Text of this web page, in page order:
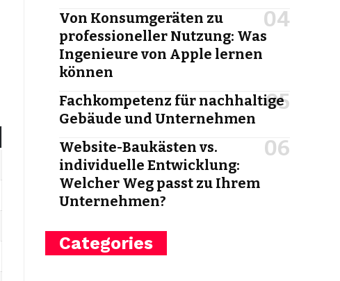
Von Konsumgeräten zu
professioneller Nutzung: Was
Ingenieure von Apple lernen
können
Fachkompetenz für nachhaltige
Gebäude und Unternehmen
Website-Baukästen vs.
individuelle Entwicklung:
Welcher Weg passt zu Ihrem
Unternehmen?
Categories